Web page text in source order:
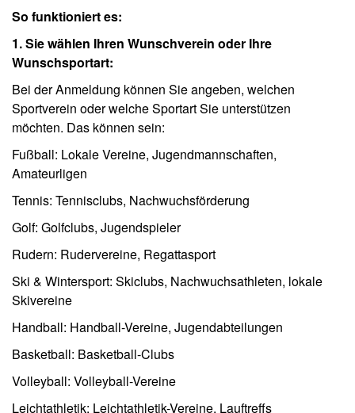
So funktioniert es:
1. Sie wählen Ihren Wunschverein oder Ihre
Wunschsportart:
Bei der Anmeldung können Sie angeben, welchen
Sportverein oder welche Sportart Sie unterstützen
möchten. Das können sein:
Fußball: Lokale Vereine, Jugendmannschaften,
Amateurligen
Tennis: Tennisclubs, Nachwuchsförderung
Golf: Golfclubs, Jugendspieler
Rudern: Rudervereine, Regattasport
Ski & Wintersport: Skiclubs, Nachwuchsathleten, lokale
Skivereine
Handball: Handball-Vereine, Jugendabteilungen
Basketball: Basketball-Clubs
Volleyball: Volleyball-Vereine
Leichtathletik: Leichtathletik-Vereine, Lauftreffs